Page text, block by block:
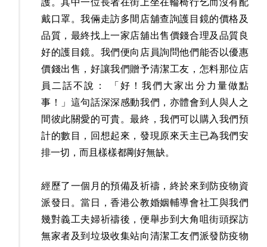
護。其中一位長者在街上坐在輪椅行乞而沒有配
戴口罩。我倆走訪多間店舖查詢護目鏡的價格及
品質，最終找上一家店舖出售價錢合理及品質良
好的護目鏡。我們便向店員詢問他們能否以優惠
價錢出售，好讓我們贈予清潔工友，怎料那位店
員二話不說： 「好！我們大家出分力量做點
事！」這句話深深感動我們，亦體會到人與人之
間彼此關愛的可貴。最終，我們可以購入我們預
計的數目，回想起來，發現原來天主已為我們安
排一切，而且樣樣都剛好無缺。
經歷了一個月的預備及祈禱，終於來到防疫物資
派發日。當日，香港公教婚姻輔導會社工與我們
幾對義工夫婦祈禱後，便舉步到大角咀街頭探訪
無家者及到垃圾收集站向清潔工友們派發防疫物